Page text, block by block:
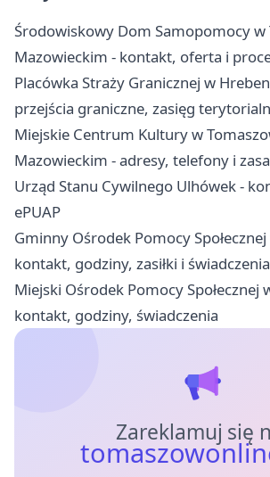
Środowiskowy Dom Samopomocy w
Mazowieckim - kontakt, oferta i
Placówka Straży Granicznej w
przejścia graniczne, zasięg
Miejskie Centrum Kultury w
Mazowieckim - adresy, telefony i
Urząd Stanu Cywilnego Ulhówek -
ePUAP
Gminny Ośrodek Pomocy
kontakt, godziny, zasiłki i świadczenia
Miejski Ośrodek Pomocy Społecznej
kontakt, godziny, świadczenia
Zareklamuj się